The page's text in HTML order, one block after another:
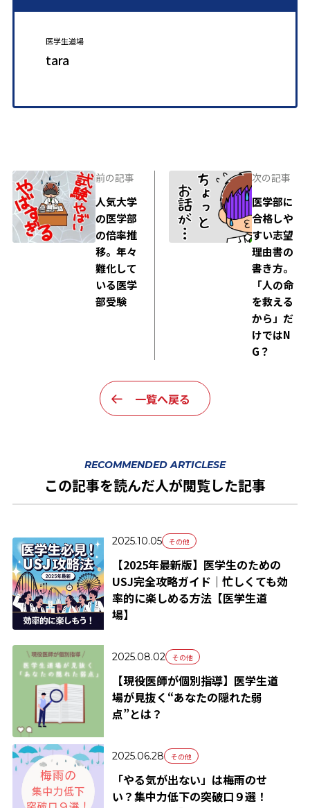
医学生道場
tara
前の記事
人気大学
の医学部
の倍率推
移。年々
難化して
いる医学
部受験
次の記事
医学部に
合格しや
すい志望
理由書の
書き方。
「人の命
を救える
から」だ
けではN
G？
一覧へ戻る
RECOMMENDED ARTICLESE
この記事を読んだ人が閲覧した記事
2025.10.05 その他
【2025年最新版】医学生のための
USJ完全攻略ガイド｜忙しくても効
率的に楽しめる方法【医学生道
場】
2025.08.02 その他
【現役医師が個別指導】医学生道
場が見抜く“あなたの隠れた弱
点”とは？
2025.06.28 その他
「やる気が出ない」は梅雨のせ
い？集中力低下の突破口９選！